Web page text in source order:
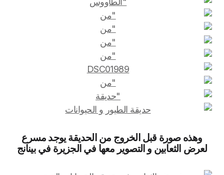
وهذه صورة قبل الخروج من الحديقة يوجد مسرع
لعرض الثعابين و التصوير معها في الجزيرة في بينانج